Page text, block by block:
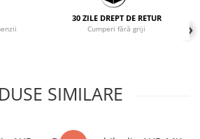
30 ZILE DREPT DE RETUR
Cumperi fără griji
SIMILARE